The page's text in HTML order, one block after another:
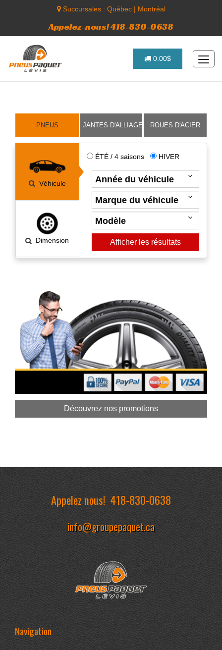
Succursales : Québec| Montréal
Appelez-nous! 418-830-0638
0.00$
PNEUS JANTES D'ALLIAGE ROUES D'ACIER
Véhicule
Dimension
ÉTÉ / 4 saisons HIVER
Afficher les résultats
Découvrez nos promotions
Appelez nous!418-830-0638
info@groupepaquet.ca
Navigation